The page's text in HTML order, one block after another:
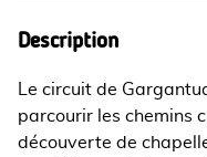
Description
Le circuit de
parcourir les chemins
découverte de